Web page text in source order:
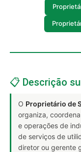
📋 Descrição
O Proprietário de
organiza,
e operações de
de serviços de
diretor ou gerente